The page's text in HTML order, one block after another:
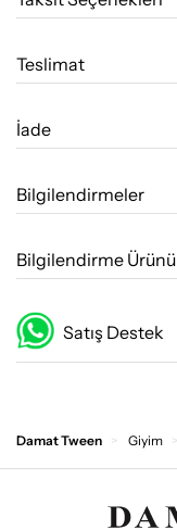
Teslimat
İade
Bilgilendirmeler
Bilgilendirme Ürünü
Satış Destek
Damat Tween Giyim